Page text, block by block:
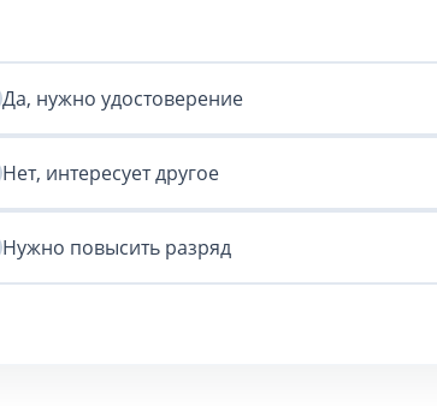
Да, нужно удостоверение
Нет, интересует другое
Нужно повысить разряд